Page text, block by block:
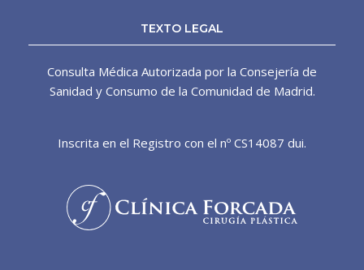
TEXTO LEGAL
Consulta Médica Autorizada por la Consejería de
Sanidad y Consumo de la Comunidad de Madrid.
Inscrita en el Registro con el nº CS14087 dui.